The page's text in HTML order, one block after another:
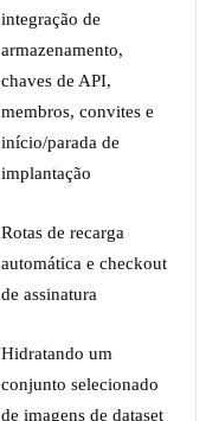
integração de
armazenamento,
chaves de API,
membros, convites e
início/parada de
implantação
Rotas de recarga
automática e checkout
de assinatura
Hidratando um
conjunto selecionado
de imagens de dataset